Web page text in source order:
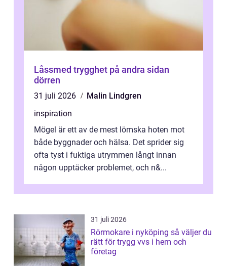
Låssmed trygghet på andra sidan
dörren
31 juli 2026
Malin Lindgren
inspiration
Mögel är ett av de mest lömska hoten mot
både byggnader och hälsa. Det sprider sig
ofta tyst i fuktiga utrymmen långt innan
någon upptäcker problemet, och n&...
31 juli 2026
Rörmokare i nyköping så väljer du
rätt för trygg vvs i hem och
företag